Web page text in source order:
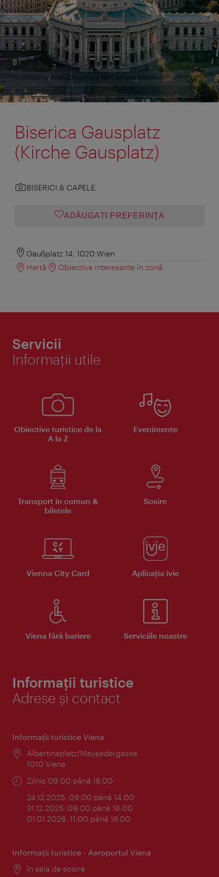
Biserica Gausplatz
(Kirche Gausplatz)
BISERICI & CAPELE
ADĂUGAȚI PREFERINŢA
Gaußplatz 14, 1020 Wien
Hartă
Obiective interesante în zonă
Servicii
Informaţii utile
Obiective turistice de la
A la Z
Evenimente
Transport în comun &
biletele
Sosire
Vienna City Card Aplicaţia ivie
Viena fără bariere Serviciile noastre
Informații turistice
Adrese și contact
Informaţii turistice Viena
Locul:
Albertinaplatz/Maysedergasse
1010 Viena
Program:
Zilnic 09:00 până 18:00
24.12.2025: 09:00 până 14:00
31.12.2025: 09:00 până 16:00
01.01.2026: 11:00 până 18:00
Informaţii turistice - Aeroportul Viena
Locul:
în sala de sosire